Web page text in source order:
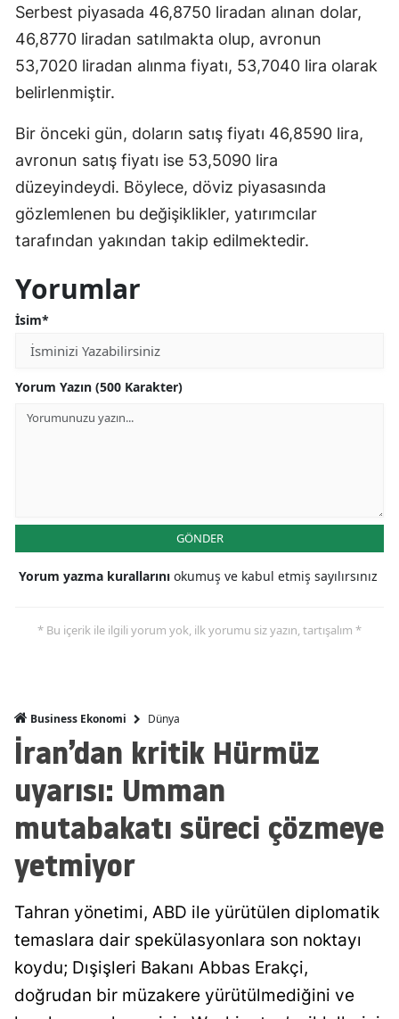
Serbest piyasada 46,8750 liradan alınan dolar,
46,8770 liradan satılmakta olup, avronun
53,7020 liradan alınma fiyatı, 53,7040 lira olarak
belirlenmiştir.
Bir önceki gün, doların satış fiyatı 46,8590 lira,
avronun satış fiyatı ise 53,5090 lira
düzeyindeydi. Böylece, döviz piyasasında
gözlemlenen bu değişiklikler, yatırımcılar
tarafından yakından takip edilmektedir.
Yorumlar
İsim*
Yorum Yazın (500 Karakter)
GÖNDER
Yorum yazma kurallarını okumuş ve kabul etmiş sayılırsınız
* Bu içerik ile ilgili yorum yok, ilk yorumu siz yazın, tartışalım *
Business Ekonomi Dünya
İran’dan kritik Hürmüz
uyarısı: Umman
mutabakatı süreci çözmeye
yetmiyor
Tahran yönetimi, ABD ile yürütülen diplomatik
temaslara dair spekülasyonlara son noktayı
koydu; Dışişleri Bakanı Abbas Erakçi,
doğrudan bir müzakere yürütülmediğini ve